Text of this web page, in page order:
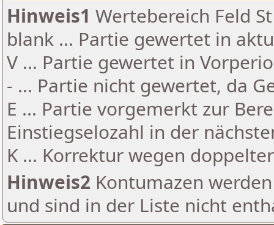
Hinweis1 Wertebereich Feld
blank ... Partie gewertet in
V ... Partie gewertet in
- ... Partie nicht gewertet, da
E ... Partie vorgemerkt zur
Einstiegselozahl in der
K ... Korrektur wegen
Hinweis2 Kontumazen
und sind in der Liste nicht